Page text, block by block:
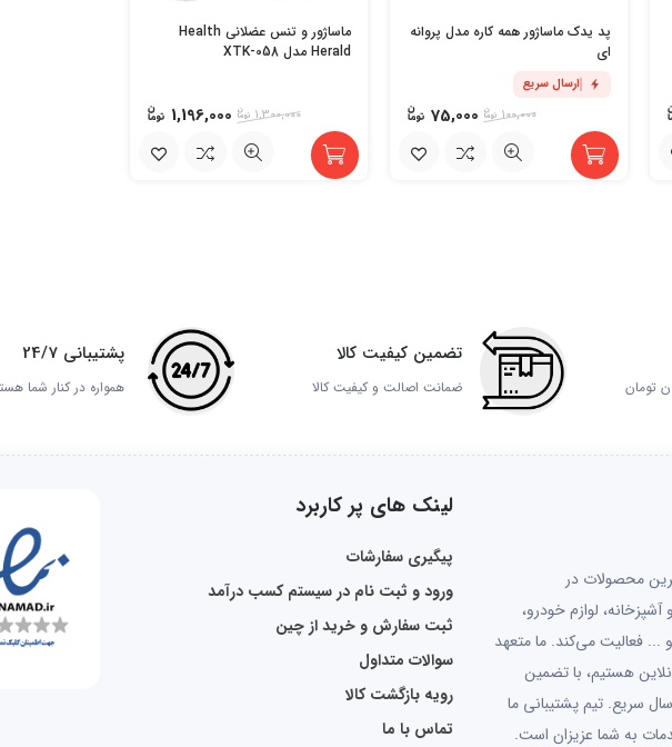
پد یدک ماساژور همه کاره مدل پروانه
ای
ارسال سریع
100,000
75,000
ماساژور و تنس عضلانی Health
Herald مدل XTK-058
1,300,000
1,196,000
تضمین کیفیت کالا
ضمانت اصالت و کیفیت کالا
پشتیبانی 24/7
همواره در کنار شما
محصولات در
لوازم خودرو،
... فعالیت می‌کند. ما متعهد
هستیم، با تضمین
سریع. تیم پشتیبانی ما
به شما عزیزان است.
لینک های پر کاربرد
پیگیری سفارشات
ورود و ثبت نام در سیستم کسب درآمد
ثبت سفارش و خرید از چین
سوالات متداول
رویه بازگشت کالا
تماس با ما